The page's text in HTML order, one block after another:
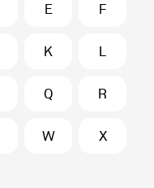
E F
K L
Q R
W X